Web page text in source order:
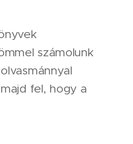
számolunk
fel, hogy a